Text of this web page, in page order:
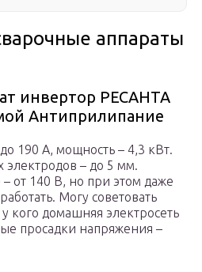
аппараты
инвертор РЕСАНТА
Антиприлипание
190 А, мощность – 4,3 кВт.
электродов – до 5 мм.
от 140 В, но при этом даже
Могу советовать
кого домашняя электросеть
просадки напряжения –